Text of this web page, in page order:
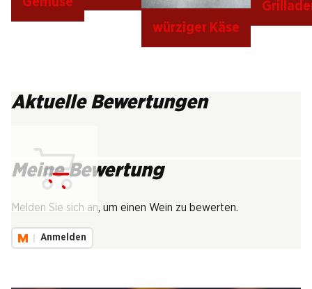
würziger Käse
Aktuelle Bewertungen
Meine Bewertung
Melden Sie sich an, um einen Wein zu bewerten.
Anmelden